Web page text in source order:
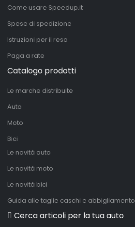
Come usare Speedup.it
Spese di spedizione
Istruzioni per il reso
Paga a rate
Catalogo prodotti
Le marche distribuite
Auto
Moto
Bici
Le novità auto
Le novità moto
Le novità bici
Guida alle taglie caschi e abbigliamento
Cerca articoli per la tua auto